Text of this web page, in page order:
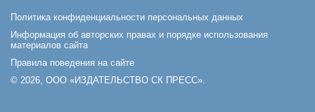
Политика конфиденциальности персональных данных
Информация об авторских правах и порядке использования
материалов сайта
Правила поведения на сайте
© 2026, ООО «ИЗДАТЕЛЬСТВО СК ПРЕСС».